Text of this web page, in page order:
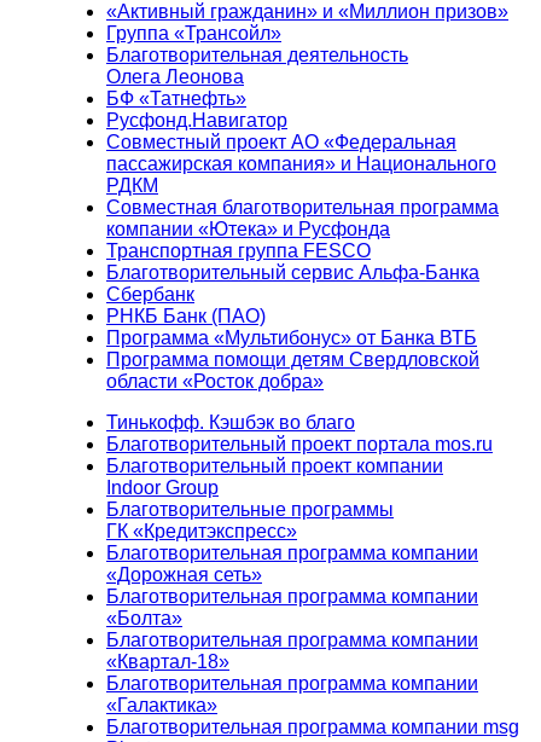
«Активный гражданин» и «Миллион призов»
Группа «Трансойл»
Благотворительная деятельность
Олега Леонова
БФ «Татнефть»
Русфонд.Навигатор
Совместный проект АО «Федеральная
пассажирская компания» и Национального
РДКМ
Совместная благотворительная программа
компании «Ютека» и Русфонда
Транспортная группа FESCO
Благотворительный сервис Альфа-Банка
Сбербанк
РНКБ Банк (ПАО)
Программа «Мультибонус» от Банка ВТБ
Программа помощи детям Свердловской
области «Росток добра»
Тинькофф. Кэшбэк во благо
Благотворительный проект портала mos.ru
Благотворительный проект компании
Indoor Group
Благотворительные программы
ГК «Кредитэкспресс»
Благотворительная программа компании
«Дорожная сеть»
Благотворительная программа компании
«Болта»
Благотворительная программа компании
«Квартал-18»
Благотворительная программа компании
«Галактика»
Благотворительная программа компании msg